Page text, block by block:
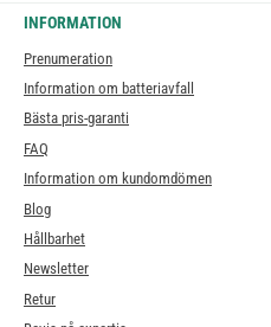
INFORMATION
Prenumeration
Information om batteriavfall
Bästa pris-garanti
FAQ
Information om kundomdömen
Blog
Hållbarhet
Newsletter
Retur